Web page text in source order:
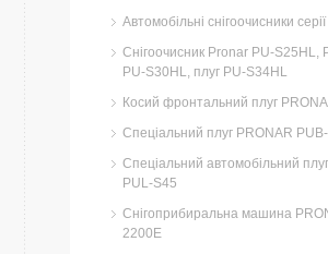
Автомобільні снігоочисники
Снігоочисник Pronar PU-S25HL,
PU-S30HL, плуг PU-S34HL
Косий фронтальний плуг
Спеціальний плуг PRONAR
Спеціальний автомобільний
PUL-S45
Снігоприбиральна машина
2200E